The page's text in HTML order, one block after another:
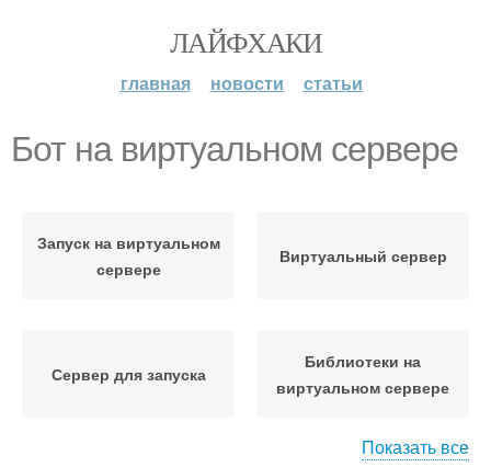
ЛАЙФХАКИ
главная новости статьи
Бот на виртуальном сервере
Запуск на виртуальном
сервере
Виртуальный сервер
Сервер для запуска
Библиотеки на
виртуальном сервере
Показать все